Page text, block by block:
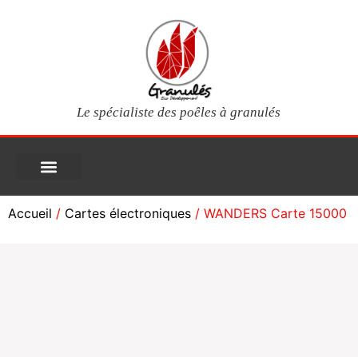
Le spécialiste des poêles à granulés
Accueil / Cartes électroniques / WANDERS Carte 15000